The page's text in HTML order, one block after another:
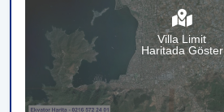
Villa Limit
Haritada Göster